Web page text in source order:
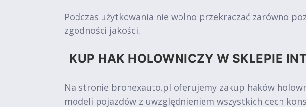
Podczas użytkowania nie wolno przekraczać zarówno
zgodności jakości.
KUP HAK HOLOWNICZY W SKLEPIE
Na stronie bronexauto.pl oferujemy zakup haków
modeli pojazdów z uwzględnieniem wszystkich cech